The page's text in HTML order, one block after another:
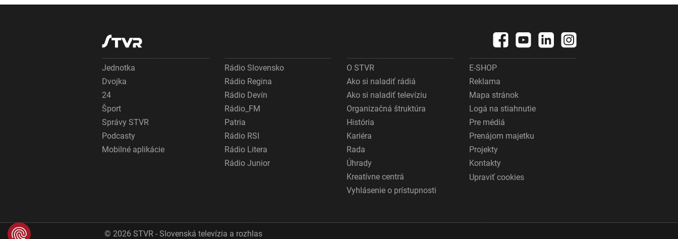
Jednotka
Dvojka
24
Šport
Správy STVR
Podcasty
Mobilné aplikácie
Rádio Slovensko
Rádio Regina
Rádio Devín
Rádio_FM
Patria
Rádio RSI
Rádio Litera
Rádio Junior
O STVR
Ako si naladiť rádiá
Ako si naladiť televíziu
Organizačná štruktúra
História
Kariéra
Rada
Úhrady
Kreatívne centrá
Vyhlásenie o prístupnosti
E-SHOP
Reklama
Mapa stránok
Logá na stiahnutie
Pre médiá
Prenájom majetku
Projekty
Kontakty
Upraviť cookies
© 2026 STVR - Slovenská televízia a rozhlas